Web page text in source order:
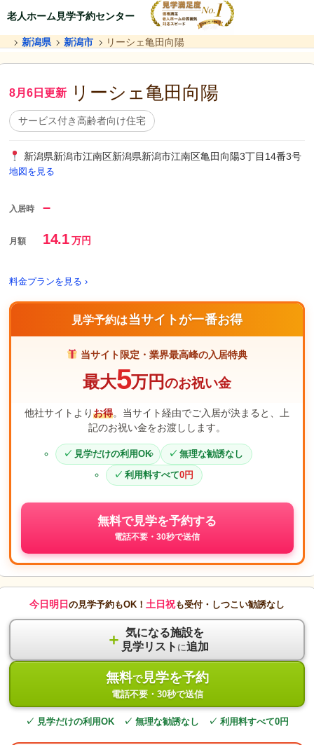
老人ホーム見学予約センター
新潟県 新潟市 リーシェ亀田向陽
8月6日更新 リーシェ亀田向陽
サービス付き高齢者向け住宅
新潟県新潟市江南区新潟県新潟市江南区亀田向陽3丁目14番3号
地図を見る
入居時 –
月額 14.1万円
料金プランを見る ›
見学予約は当サイトが一番お得
当サイト限定・業界最高峰の入居特典
最大5万円のお祝い金
他社サイトよりお得。当サイト経由でご入居が決まると、上
記のお祝い金をお渡しします。
見学だけの利用OK
無理な勧誘なし
利用料すべて0円
無料で見学を予約する
電話不要・30秒で送信
今日明日 の見学予約もOK！ 土日祝も受付・しつこい勧誘なし
＋ 気になる施設を
見学リスト に追加
無料で見学を予約
電話不要・30秒で送信
✓ 見学だけの利用OK ✓ 無理な勧誘なし ✓ 利用料すべて0円